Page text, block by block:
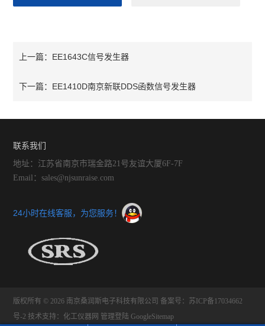
上一篇： EE1643C信号发生器
下一篇： EE1410D南京新联DDS函数信号发生器
联系我们
地址：江苏省南京市瑞金路21号友谊大厦6F-7F
Email：sales@njsunraise.com
24小时在线客服，为您服务！
版权所有 © 2026 南京桑润斯电子科技有限公司 备案号：苏ICP备17034662
号-2 技术支持： 化工仪器网 管理登陆 GoogleSitemap